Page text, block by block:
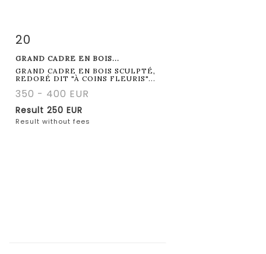
Item detail
20
GRAND CADRE EN BOIS...
GRAND CADRE EN BOIS SCULPTÉ,
REDORÉ DIT "À COINS FLEURIS"...
350 - 400 EUR
Result 250 EUR
Result without fees